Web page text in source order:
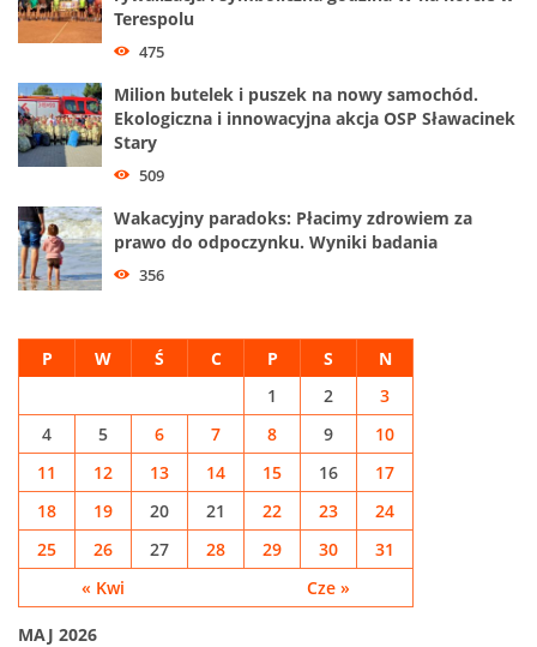
Terespolu
475
Milion butelek i puszek na nowy samochód.
Ekologiczna i innowacyjna akcja OSP Sławacinek
Stary
509
Wakacyjny paradoks: Płacimy zdrowiem za
prawo do odpoczynku. Wyniki badania
356
MAJ 2026
P W Ś C P S N
« Kwi Cze »
1 2
3
4
5 6 7 8 9
10
11
12 13 14 15 16
17
18
19 20 21 22 23
24
25
26 27 28 29 30 31